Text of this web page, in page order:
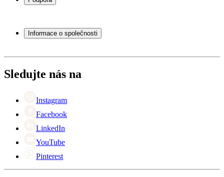
Vinný nábytek
Servisní případ
Platba
Vrácení
Informace o společnosti
Black Friday
Singles Day
Sledujte nás na
Instagram
Facebook
LinkedIn
YouTube
Pinterest